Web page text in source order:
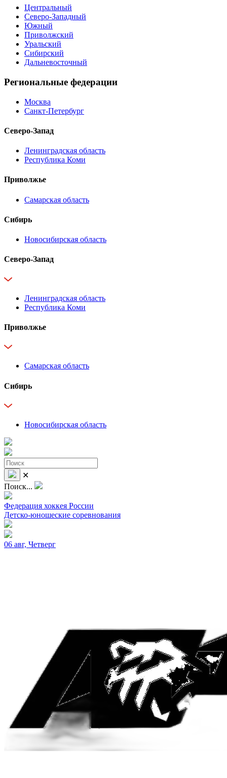
Центральный
Северо-Западный
Южный
Приволжский
Уральский
Сибирский
Дальневосточный
Региональные федерации
Москва
Санкт-Петербург
Северо-Запад
Ленинградская область
Республика Коми
Приволжье
Самарская область
Сибирь
Новосибирская область
Северо-Запад
Ленинградская область
Республика Коми
Приволжье
Самарская область
Сибирь
Новосибирская область
✕
Поиск...
Федерация хоккея России
Детско-юношеские соревнования
06 авг, Четверг